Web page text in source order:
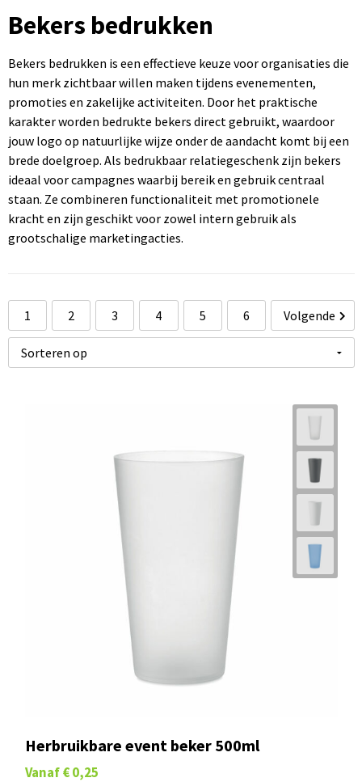
Sportartikelen bedrukken
Gereedschap bedrukken
Touch pennen bedrukken
Markeerstiften bedrukken
Rugzakken bedrukken
Caps bedrukken
Handdoeken bedrukken
USB sticks bedrukken
Bekers bedrukken
Bekers bedrukken is een effectieve keuze voor organisaties die
hun merk zichtbaar willen maken tijdens evenementen,
promoties en zakelijke activiteiten. Door het praktische
karakter worden bedrukte bekers direct gebruikt, waardoor
jouw logo op natuurlijke wijze onder de aandacht komt bij een
brede doelgroep. Als bedrukbaar relatiegeschenk zijn bekers
ideaal voor campagnes waarbij bereik en gebruik centraal
staan. Ze combineren functionaliteit met promotionele
kracht en zijn geschikt voor zowel intern gebruik als
grootschalige marketingacties.
1 2 3 4 5 6 Volgende
Herbruikbare event beker 500ml
Vanaf € 0,25